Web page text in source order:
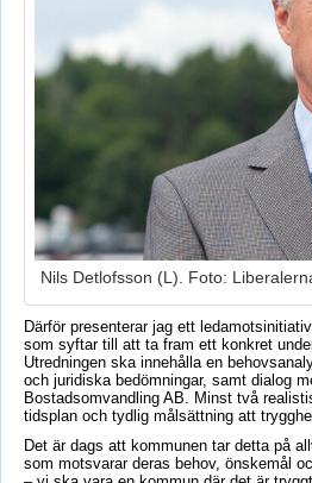
Nils Detlofsson (L). Foto:
Därför presenterar jag ett
som syftar till att ta fram ett konkret
Utredningen ska innehålla en
och juridiska bedömningar, samt dialog
Bostadsomvandling AB. Minst två
tidsplan och tydlig målsättning att
Det är dags att kommunen tar detta på
som motsvarar deras behov, önskemål